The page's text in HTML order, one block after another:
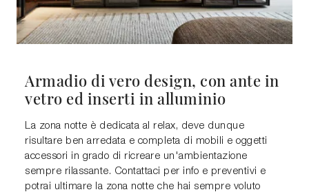
Armadio di vero design, con ante in
vetro ed inserti in alluminio
La zona notte è dedicata al relax, deve dunque
risultare ben arredata e completa di mobili e oggetti
accessori in grado di ricreare un'ambientazione
sempre rilassante. Contattaci per info e preventivi e
potrai ultimare la zona notte che hai sempre voluto